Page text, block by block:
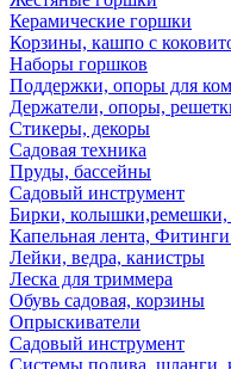
Керамические горшки
Корзины, кашпо с
Наборы горшков
Поддержки, опоры для
Держатели, опоры,
Стикеры, декоры
Садовая техника
Пруды, бассейны
Садовый инструмент
Бирки, колышки,ремешки,
Капельная лента,
Лейки, ведра, канистры
Леска для триммера
Обувь садовая, корзины
Опрыскиватели
Садовый инструмент
Системы полива,